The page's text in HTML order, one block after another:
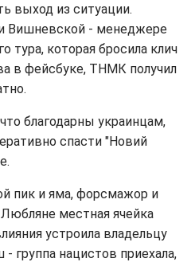
выход из ситуации.
Вишневской - менеджере
тура, которая бросила клич
в фейсбуке, ТНМК получил
благодарны украинцам,
спасти "Новий
пик и яма, форсмажор и
местная ячейка
устроила владельцу
группа нацистов приехала,